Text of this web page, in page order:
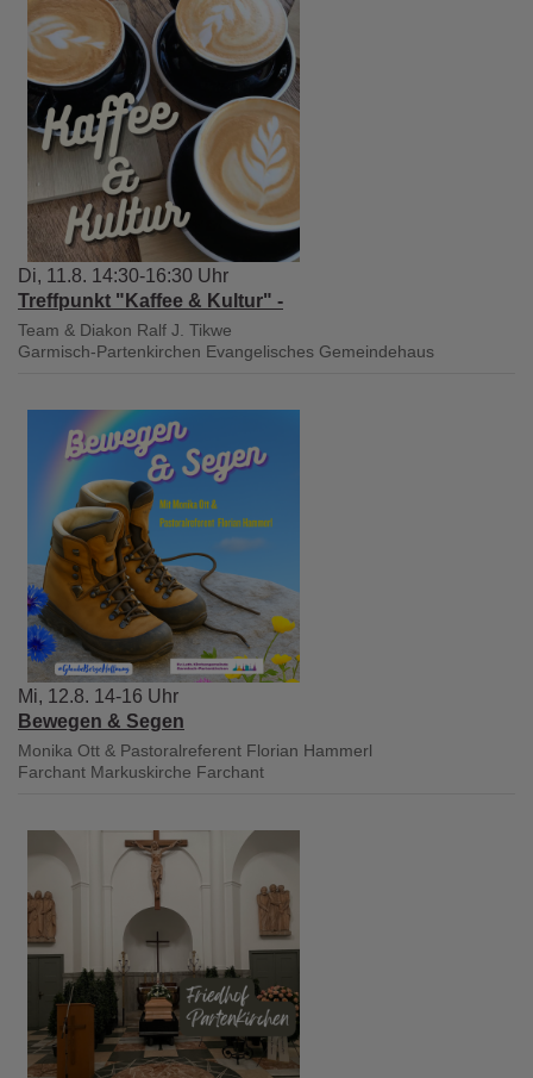
Di, 11.8. 14:30-16:30 Uhr
Treffpunkt "Kaffee & Kultur" -
Team & Diakon Ralf J. Tikwe
Garmisch-Partenkirchen Evangelisches Gemeindehaus
Mi, 12.8. 14-16 Uhr
Bewegen & Segen
Monika Ott & Pastoralreferent Florian Hammerl
Farchant Markuskirche Farchant